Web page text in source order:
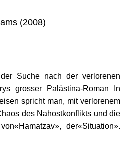
(2008)
Suche nach der verlorenen
grosser Palästina-Roman In
spricht man, mit verlorenem
des Nahostkonflikts und die
der«Situation».